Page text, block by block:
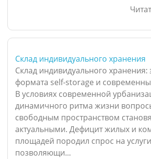
Склад индивидуального хранения
Склад индивидуального
формата self-storage и
В условиях современной
динамичного ритма жизни
свободным пространством
актуальными. Дефицит жилых и
площадей породил спрос на
позволяющи...